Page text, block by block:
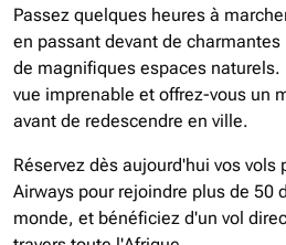
Passez quelques heures à
en passant devant de
de magnifiques espaces
vue imprenable et offrez-vous un
avant de redescendre en ville.
Réservez dès aujourd'hui vos vols
Airways pour rejoindre plus de 50
monde, et bénéficiez d'un vol